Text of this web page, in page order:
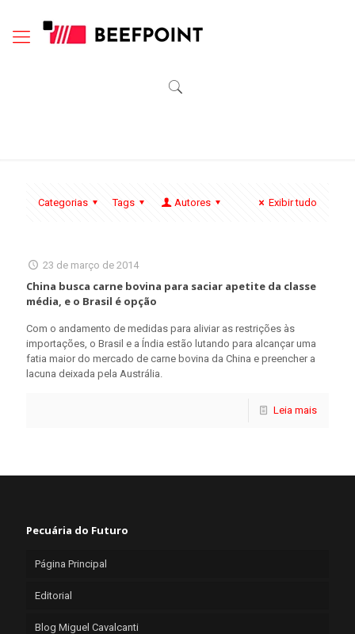
Categorias Tags Autores Exibir tudo
23 de março de 2014
China busca carne bovina para saciar apetite da classe
média, e o Brasil é opção
Com o andamento de medidas para aliviar as restrições às
importações, o Brasil e a Índia estão lutando para alcançar uma
fatia maior do mercado de carne bovina da China e preencher a
lacuna deixada pela Austrália.
Leia mais
Pecuária do Futuro
Página Principal
Editorial
Blog Miguel Cavalcanti